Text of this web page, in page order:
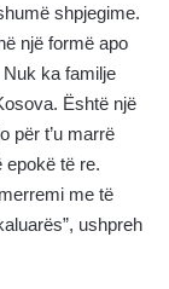
shpjegime.
një formë apo
ka familje
Është një
për t’u marrë
epokë të re.
me të
ushpreh